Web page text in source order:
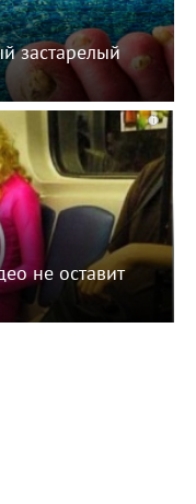
застарелый
i
не оставит